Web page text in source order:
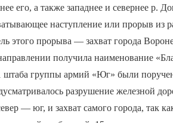
его, а также западнее и севернее р.
наступление или прорыв из
этого прорыва — захват города
получила наименование
штаба группы армий «Юг» были
разрушение железной
— юг, и захват самого города, так